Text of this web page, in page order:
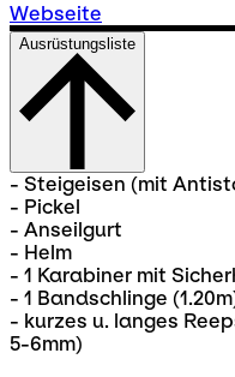
Webseite
Ausrüstungsliste
- Steigeisen (mit
- Pickel
- Anseilgurt
- Helm
- 1 Karabiner mit
- 1 Bandschlinge
- kurzes u. langes
5-6mm)